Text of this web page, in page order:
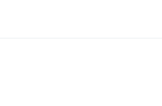
나 한 번쯤 느껴봤을 마음들을 조
에서 잠시 멈춰 숨을 고르고 싶은
는 이야기다.